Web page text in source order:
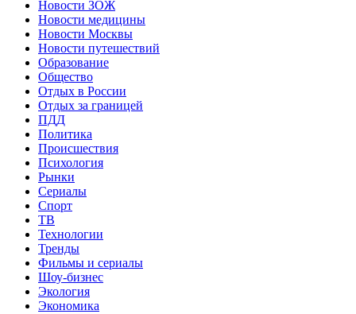
Новости ЗОЖ
Новости медицины
Новости Москвы
Новости путешествий
Образование
Общество
Отдых в России
Отдых за границей
ПДД
Политика
Происшествия
Психология
Рынки
Сериалы
Спорт
ТВ
Технологии
Тренды
Фильмы и сериалы
Шоу-бизнес
Экология
Экономика